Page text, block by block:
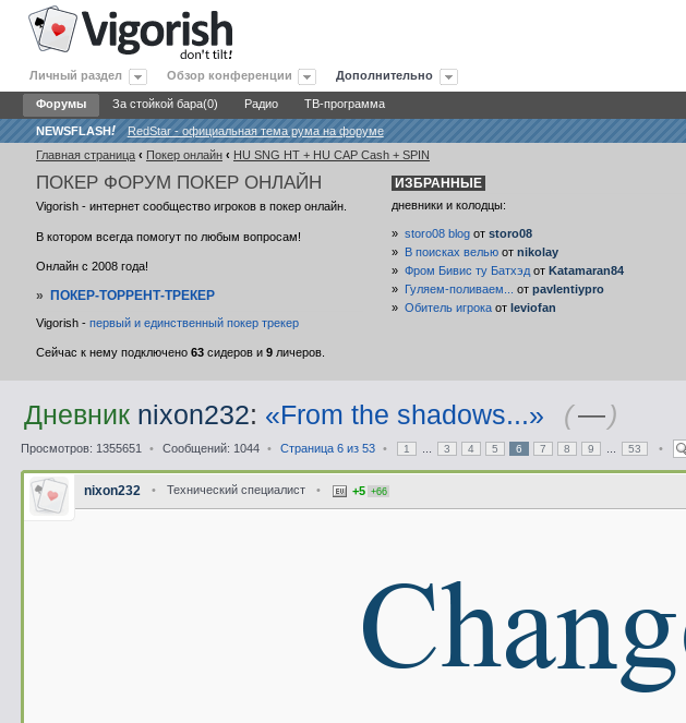
Личный раздел Обзор конференции Дополнительно
Форумы За стойкой бара(0) Радио ТВ-программа
NEWSFLASH!
RedStar - официальная тема рума на форуме
Главная страница ‹ Покер онлайн ‹ HU SNG HT + HU CAP Cash + SPIN
ПОКЕР ФОРУМ ПОКЕР ОНЛАЙН
Vigorish - интернет сообщество игроков в покер онлайн.
В котором всегда помогут по любым вопросам!
Онлайн с 2008 года!
» ПОКЕР-ТОРРЕНТ-ТРЕКЕР
Vigorish - первый и единственный покер трекер
Сейчас к нему подключено 63сидеров и 9личеров.
ИЗБРАННЫЕ
дневники и колодцы:
» storo08 blogот storo08
»
В поисках вельюот nikolay
» Фром Бивис ту Батхэдот Katamaran84
»
Гуляем-поливаем... от pavlentiypro
» Обитель игрокаот leviofan
Дневник nixon232: «From the shadows...» (—)
Просмотров: 1355651 • Сообщений: 1044 • Страница 6из 53 • 1 3 4 5 6 7 8 9 53 •
nixon232 • Технический специалист • +5 +66